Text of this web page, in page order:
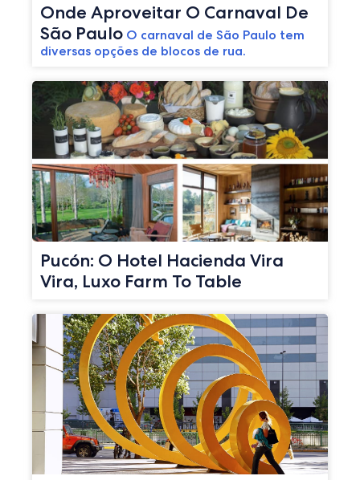
Onde Aproveitar O Carnaval De
São Paulo O carnaval de São Paulo tem
diversas opções de blocos de rua.
Pucón: O Hotel Hacienda Vira
Vira, Luxo Farm To Table